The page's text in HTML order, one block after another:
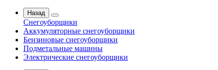
Назад
Снегоуборщики
Аккумуляторные снегоуборщики
Бензиновые снегоуборщики
Подметальные машины
Электрические снегоуборщики